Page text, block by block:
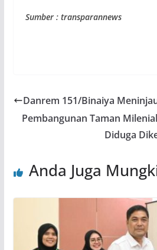
Sumber : transparannews
Danrem 151/Binaiya
Pembangunan Taman
Diduga
Anda Juga